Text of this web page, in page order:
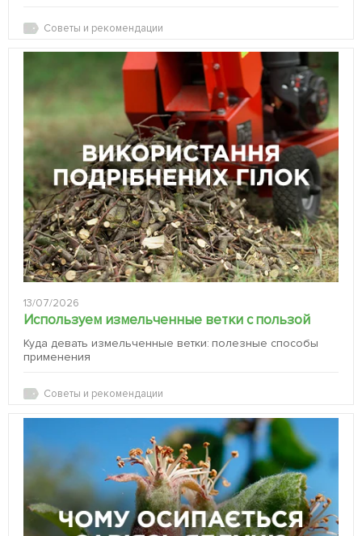
Советы и рекомендации
13/07/2026
Используем измельченные ветки с пользой
Куда девать измельченные ветки: полезные способы
применения
Советы и рекомендации